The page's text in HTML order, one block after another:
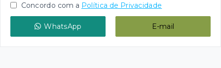
Concordo com a Política de Privacidade
WhatsApp E-mail